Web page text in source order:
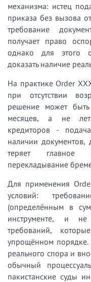
механизма: истец
приказа без вызова
требование
получает право
однако для этого
доказать наличие
На практике Order
при отсутствии
решение может
месяцев, а не
кредиторов -
наличии документов,
теряет главное
перекладывание
Для применения
условий:
(определённым в
инструменте, и
требований,
упрощённом порядке.
реального спора и
обычный
пакистанские суды